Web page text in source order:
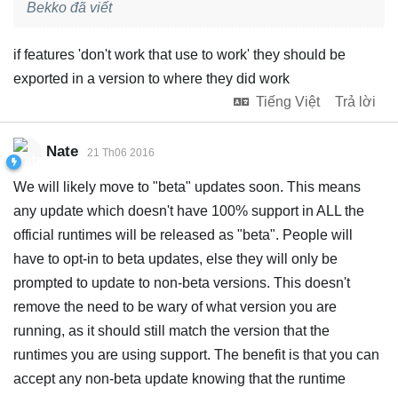
Bekko đã viết
if features 'don't work that use to work' they should be
exported in a version to where they did work
Tiếng Việt
Trả lời
Nate 21 Th06 2016
We will likely move to "beta" updates soon. This means
any update which doesn't have 100% support in ALL the
official runtimes will be released as "beta". People will
have to opt-in to beta updates, else they will only be
prompted to update to non-beta versions. This doesn't
remove the need to be wary of what version you are
running, as it should still match the version that the
runtimes you are using support. The benefit is that you can
accept any non-beta update knowing that the runtime